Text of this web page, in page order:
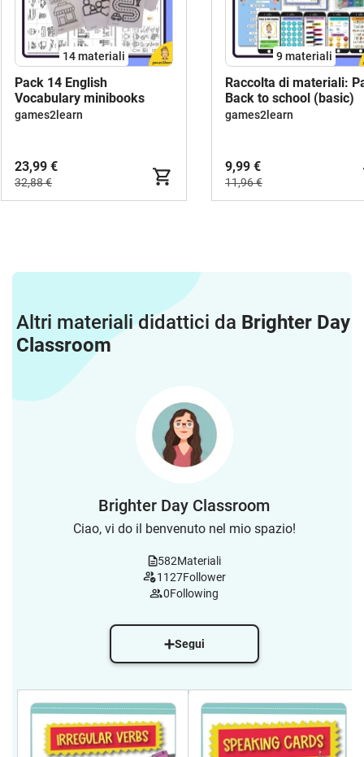
14 materiali
Pack 14 English
Vocabulary minibooks
games2learn
23,99 €
32,88 €
9 materiali
Raccolta di materiali:
Back to school (basic)
games2learn
9,99 €
11,96 €
Altri materiali didattici da Brighter Day
Classroom
Brighter Day Classroom
Ciao, vi do il benvenuto nel mio spazio!
582Materiali
1127Follower
0Following
Segui